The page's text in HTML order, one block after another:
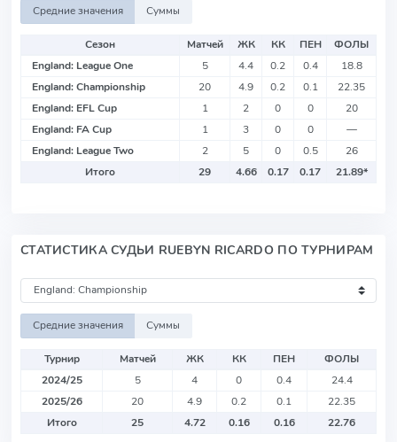
Средние значения Суммы
Сезон Матчей ЖК КК ПЕН
ФОЛЫ
England: League One
5 4.4 0.2 0.4
18.8
England: Championship
20 4.9 0.2 0.1
22.35
England: EFL Cup
1 2 0 0
20
England: FA Cup
1 3 0 0
—
England: League Two
2 5 0 0.5
26
Итого
29 4.66 0.17 0.17 21.89*
СТАТИСТИКА СУДЬИ RUEBYN RICARDO ПО ТУРНИРАМ
Средние значения Суммы
Турнир Матчей ЖК КК ПЕН
ФОЛЫ
2024/25
5 4 0 0.4
24.4
2025/26
20 4.9 0.2 0.1
22.35
Итого
25 4.72 0.16 0.16 22.76